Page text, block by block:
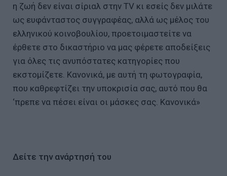
η ζωή δεν είναι σίριαλ στην TV κι εσείς δεν μιλάτε
ως ευφάνταστος συγγραφέας, αλλά ως μέλος του
ελληνικού κοινοβουλίου, προετοιμαστείτε να
έρθετε στο δικαστήριο να μας φέρετε αποδείξεις
για όλες τις ανυπόστατες κατηγορίες που
εκστομίζετε. Κανονικά, με αυτή τη φωτογραφία,
που καθρεφτίζει την υποκρισία σας, αυτό που θα
‘πρεπε να πέσει είναι οι μάσκες σας. Κανονικά»
Δείτε την ανάρτησή του